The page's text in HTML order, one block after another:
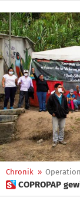
Chronik »